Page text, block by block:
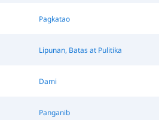
Pagkatao
Lipunan, Batas at Pulitika
Dami
Panganib